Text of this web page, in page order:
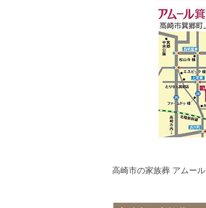
高崎市の家族葬 アムール